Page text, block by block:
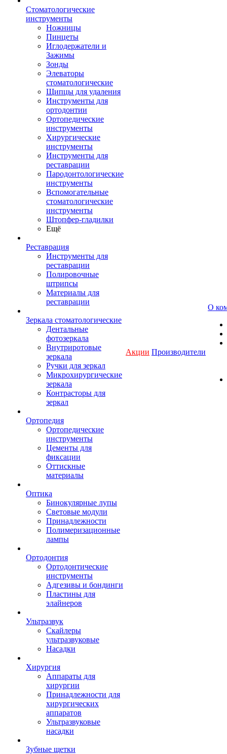
Стоматологические
инструменты
Ножницы
Пинцеты
Иглодержатели и
Зажимы
Зонды
Элеваторы
стоматологические
Щипцы для удаления
Инструменты для
ортодонтии
Ортопедические
инструменты
Хирургические
инструменты
Инструменты для
реставрации
Пародонтологические
инструменты
Вспомогательные
стоматологические
инструменты
Штопфер-гладилки
Ещё
Реставрация
Инструменты для
реставрации
Полировочные
штрипсы
Материалы для
реставрации
Зеркала стоматологические
Дентальные
фотозеркала
Внутриротовые
зеркала
Ручки для зеркал
Микрохирургические
зеркала
Контрасторы для
зеркал
Ортопедия
Ортопедические
инструменты
Цементы для
фиксации
Оттискные
материалы
Оптика
Бинокулярные лупы
Световые модули
Принадлежности
Полимеризационные
лампы
Ортодонтия
Ортодонтические
инструменты
Адгезивы и бондинги
Пластины для
элайнеров
Ультразвук
Скайлеры
ультразвуковые
Насадки
Хирургия
Аппараты для
хирургии
Принадлежности для
хирургических
аппаратов
Ультразвуковые
насадки
Зубные щетки
Акции Производители
О